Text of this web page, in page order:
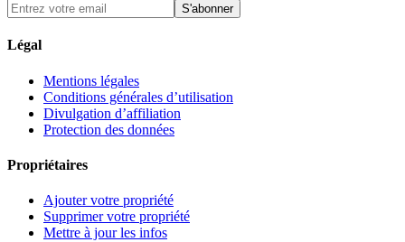
S'abonner
Légal
Mentions légales
Conditions générales d’utilisation
Divulgation d’affiliation
Protection des données
Propriétaires
Ajouter votre propriété
Supprimer votre propriété
Mettre à jour les infos